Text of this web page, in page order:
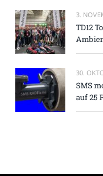
3.
TD12
30.
SMS
auf 25